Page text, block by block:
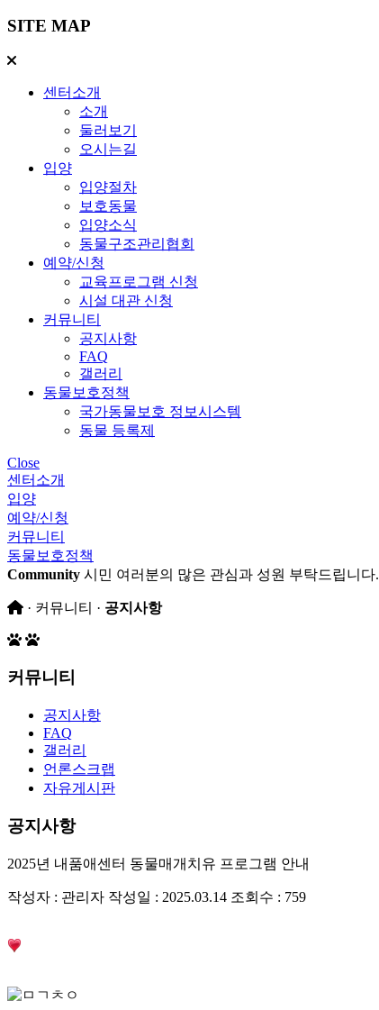
SITE MAP
센터소개
소개
둘러보기
오시는길
입양
입양절차
보호동물
입양소식
동물구조관리협회
예약/신청
교육프로그램 신청
시설 대관 신청
커뮤니티
공지사항
FAQ
갤러리
동물보호정책
국가동물보호 정보시스템
동물 등록제
Close
센터소개
입양
예약/신청
커뮤니티
동물보호정책
Community 시민 여러분의 많은 관심과 성원 부탁드립니다.
· 커뮤니티 · 공지사항
커뮤니티
공지사항
FAQ
갤러리
언론스크랩
자유게시판
공지사항
2025년 내품애센터 동물매개치유 프로그램 안내
작성자 : 관리자 작성일 : 2025.03.14 조회수 : 759